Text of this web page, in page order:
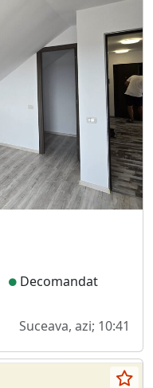
Decomandat
Suceava, azi; 10:41